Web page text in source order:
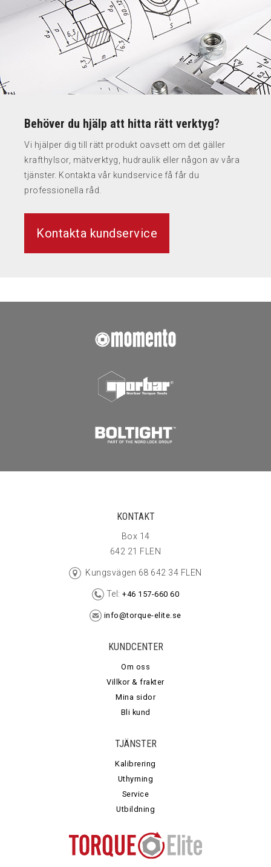
Behöver du hjälp att hitta rätt verktyg?
Vi hjälper dig till rätt produkt oavsett om det gäller
krafthylsor, mätverktyg, hudraulik eller någon av våra
tjänster. Kontakta vår kundservice få får du
professionella råd.
Kontakta kundservice
KONTAKT
Box 14
642 21 FLEN
Kungsvägen 68 642 34 FLEN
Tel: +46 157-660 60
info@torque-elite.se
KUNDCENTER
Om oss
Villkor & frakter
Mina sidor
Bli kund
TJÄNSTER
Kalibrering
Uthyrning
Service
Utbildning